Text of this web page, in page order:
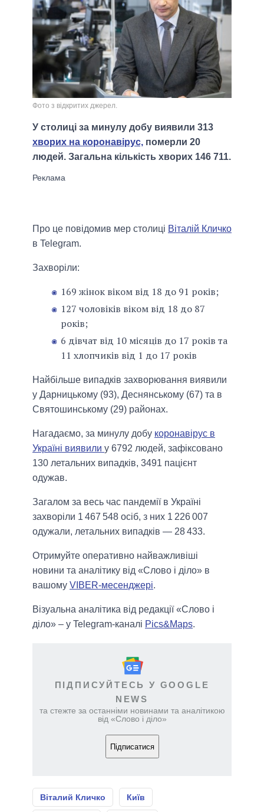
Фото з відкритих джерел.
У столиці за минулу добу виявили 313
хворих на коронавірус, померли 20
людей. Загальна кількість хворих 146 711.
Про це повідомив мер столиці Віталій Кличко
в Telegram.
Захворіли:
169 жінок віком від 18 до 91 років;
127 чоловіків віком від 18 до 87
років;
6 дівчат від 10 місяців до 17 років та
11 хлопчиків від 1 до 17 років
Найбільше випадків захворювання виявили
у Дарницькому (93), Деснянському (67) та в
Святошинському (29) районах.
Нагадаємо, за минулу добу коронавірус в
Україні виявили у 6792 людей, зафіксовано
130 летальних випадків, 3491 пацієнт
одужав.
Загалом за весь час пандемії в Україні
захворіли 1 467 548 осіб, з них 1 226 007
одужали, летальних випадків — 28 433.
Отримуйте оперативно найважливіші
новини та аналітику від «Слово і діло» в
вашому VIBER-месенджері.
Візуальна аналітика від редакції «Слово і
діло» – у Telegram-каналі Pics&Maps.
ПІДПИСУЙТЕСЬ У GOOGLE
NEWS
та стежте за останніми новинами та аналітикою
від «Слово і діло»
Підписатися
Віталий Кличко Київ